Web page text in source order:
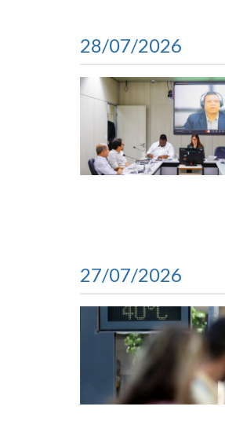
28/07/2026
27/07/2026